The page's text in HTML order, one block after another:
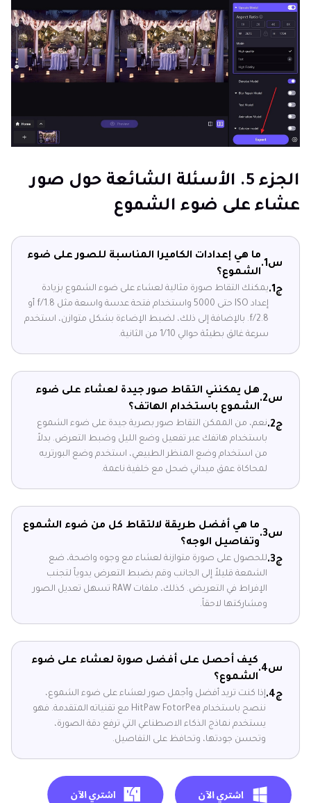
الجزء 5. الأسئلة الشائعة حول صور
عشاء على ضوء الشموع
س1.
ما هي إعدادات الكاميرا المناسبة للصور على ضوء
الشموع؟
ج1.
يمكنك التقاط صورة مثالية لعشاء على ضوء الشموع بزيادة
إعداد ISO حتى 5000 واستخدام فتحة عدسة واسعة مثل f/1.8 أو
f/2.8. بالإضافة إلى ذلك، لضبط الإضاءة بشكل متوازن، استخدم
سرعة غالق بطيئة حوالي 1/10 من الثانية.
س2.
هل يمكنني التقاط صور جيدة لعشاء على ضوء
الشموع باستخدام الهاتف؟
ج2.
نعم، من الممكن التقاط صور بصرية جيدة على ضوء الشموع
باستخدام هاتفك عبر تفعيل وضع الليل وضبط التعرض. بدلاً
من استخدام وضع المنظر الطبيعي، استخدم وضع البورتريه
لمحاكاة عمق ميداني ضحل مع خلفية ناعمة.
س3.
ما هي أفضل طريقة لالتقاط كل من ضوء الشموع
وتفاصيل الوجه؟
ج3.
للحصول على صورة متوازنة لعشاء مع وجوه واضحة، ضع
الشمعة قليلاً إلى الجانب وقم بضبط التعرض يدوياً لتجنب
الإفراط في التعريض. كذلك، ملفات RAW تسهل تعديل الصور
ومشاركتها لاحقاً.
س4.
كيف أحصل على أفضل صورة لعشاء على ضوء
الشموع؟
ج4.
إذا كنت تريد أفضل وأجمل صور لعشاء على ضوء الشموع،
ننصح باستخدام HitPaw FotorPea مع تقنياته المتقدمة. فهو
يستخدم نماذج الذكاء الاصطناعي التي ترفع دقة الصورة،
وتحسن جودتها، وتحافظ على التفاصيل.